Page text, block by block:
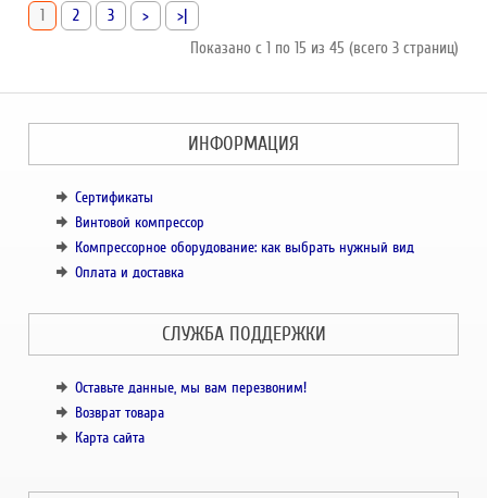
1 2 3 >
>|
Показано с 1 по 15 из 45 (всего 3 страниц)
ИНФОРМАЦИЯ
Сертификаты
Винтовой компрессор
Компрессорное оборудование: как выбрать нужный вид
Оплата и доставка
СЛУЖБА ПОДДЕРЖКИ
Оставьте данные, мы вам перезвоним!
Возврат товара
Карта сайта